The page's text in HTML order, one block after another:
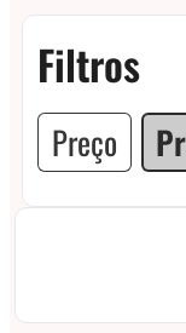
Filtros
Preço